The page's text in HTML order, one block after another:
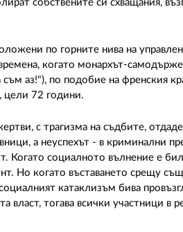
собствените си схващания,
по горните нива на
когато монархът-
аз!"), по подобие на френския
цели 72 години.
с трагизма на съдбите,
а неуспехът - в криминални
Когато социалното вълнение е
Но когато въставането срещу
катаклизъм бива
власт, тогава всички участници в